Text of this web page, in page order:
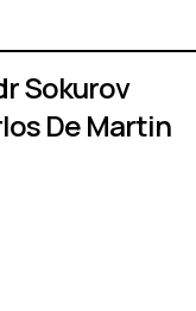
Sokurov
De Martin